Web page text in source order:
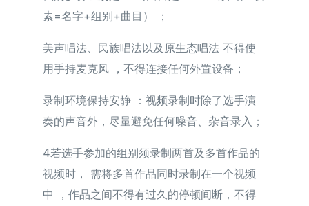
素=名字+组别+曲目） ；
美声唱法、民族唱法以及原生态唱法 不得使
用手持麦克风 ，不得连接任何外置设备；
录制环境保持安静 ：视频录制时除了选手演
奏的声音外，尽量避免任何噪音、杂音录入；
4若选手参加的组别须录制两首及多首作品的
视频时， 需将多首作品同时录制在一个视频
中 ，作品之间不得有过久的停顿间断，不得